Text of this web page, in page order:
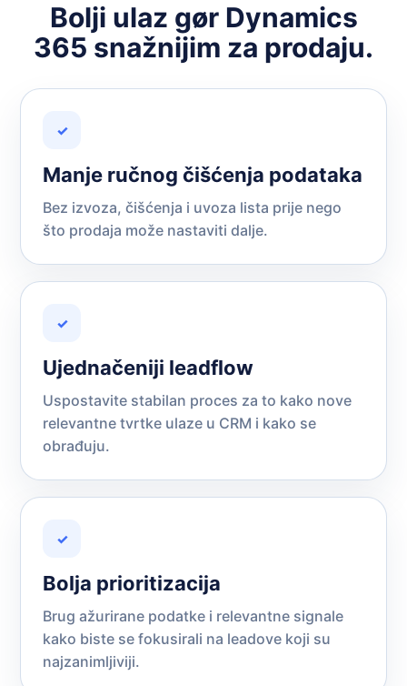
Bolji ulaz gør Dynamics
365 snažnijim za prodaju.
✓
Manje ručnog čišćenja podataka
Bez izvoza, čišćenja i uvoza lista prije nego
što prodaja može nastaviti dalje.
✓
Ujednačeniji leadflow
Uspostavite stabilan proces za to kako nove
relevantne tvrtke ulaze u CRM i kako se
obrađuju.
✓
Bolja prioritizacija
Brug ažurirane podatke i relevantne signale
kako biste se fokusirali na leadove koji su
najzanimljiviji.